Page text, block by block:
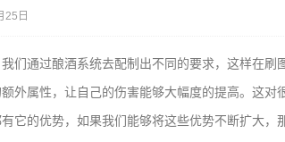
25日
们通过酿酒系统去配制出不同的要求，这样在刷
外属性，让自己的伤害能够大幅度的提高。这对
它的优势，如果我们能够将这些优势不断扩大，